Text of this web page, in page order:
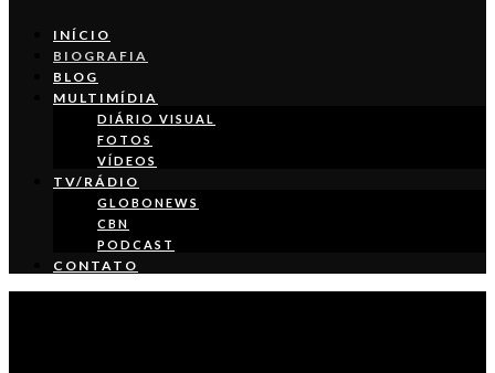
INÍCIO
BIOGRAFIA
BLOG
MULTIMÍDIA
DIÁRIO VISUAL
FOTOS
VÍDEOS
TV/RÁDIO
GLOBONEWS
CBN
PODCAST
CONTATO